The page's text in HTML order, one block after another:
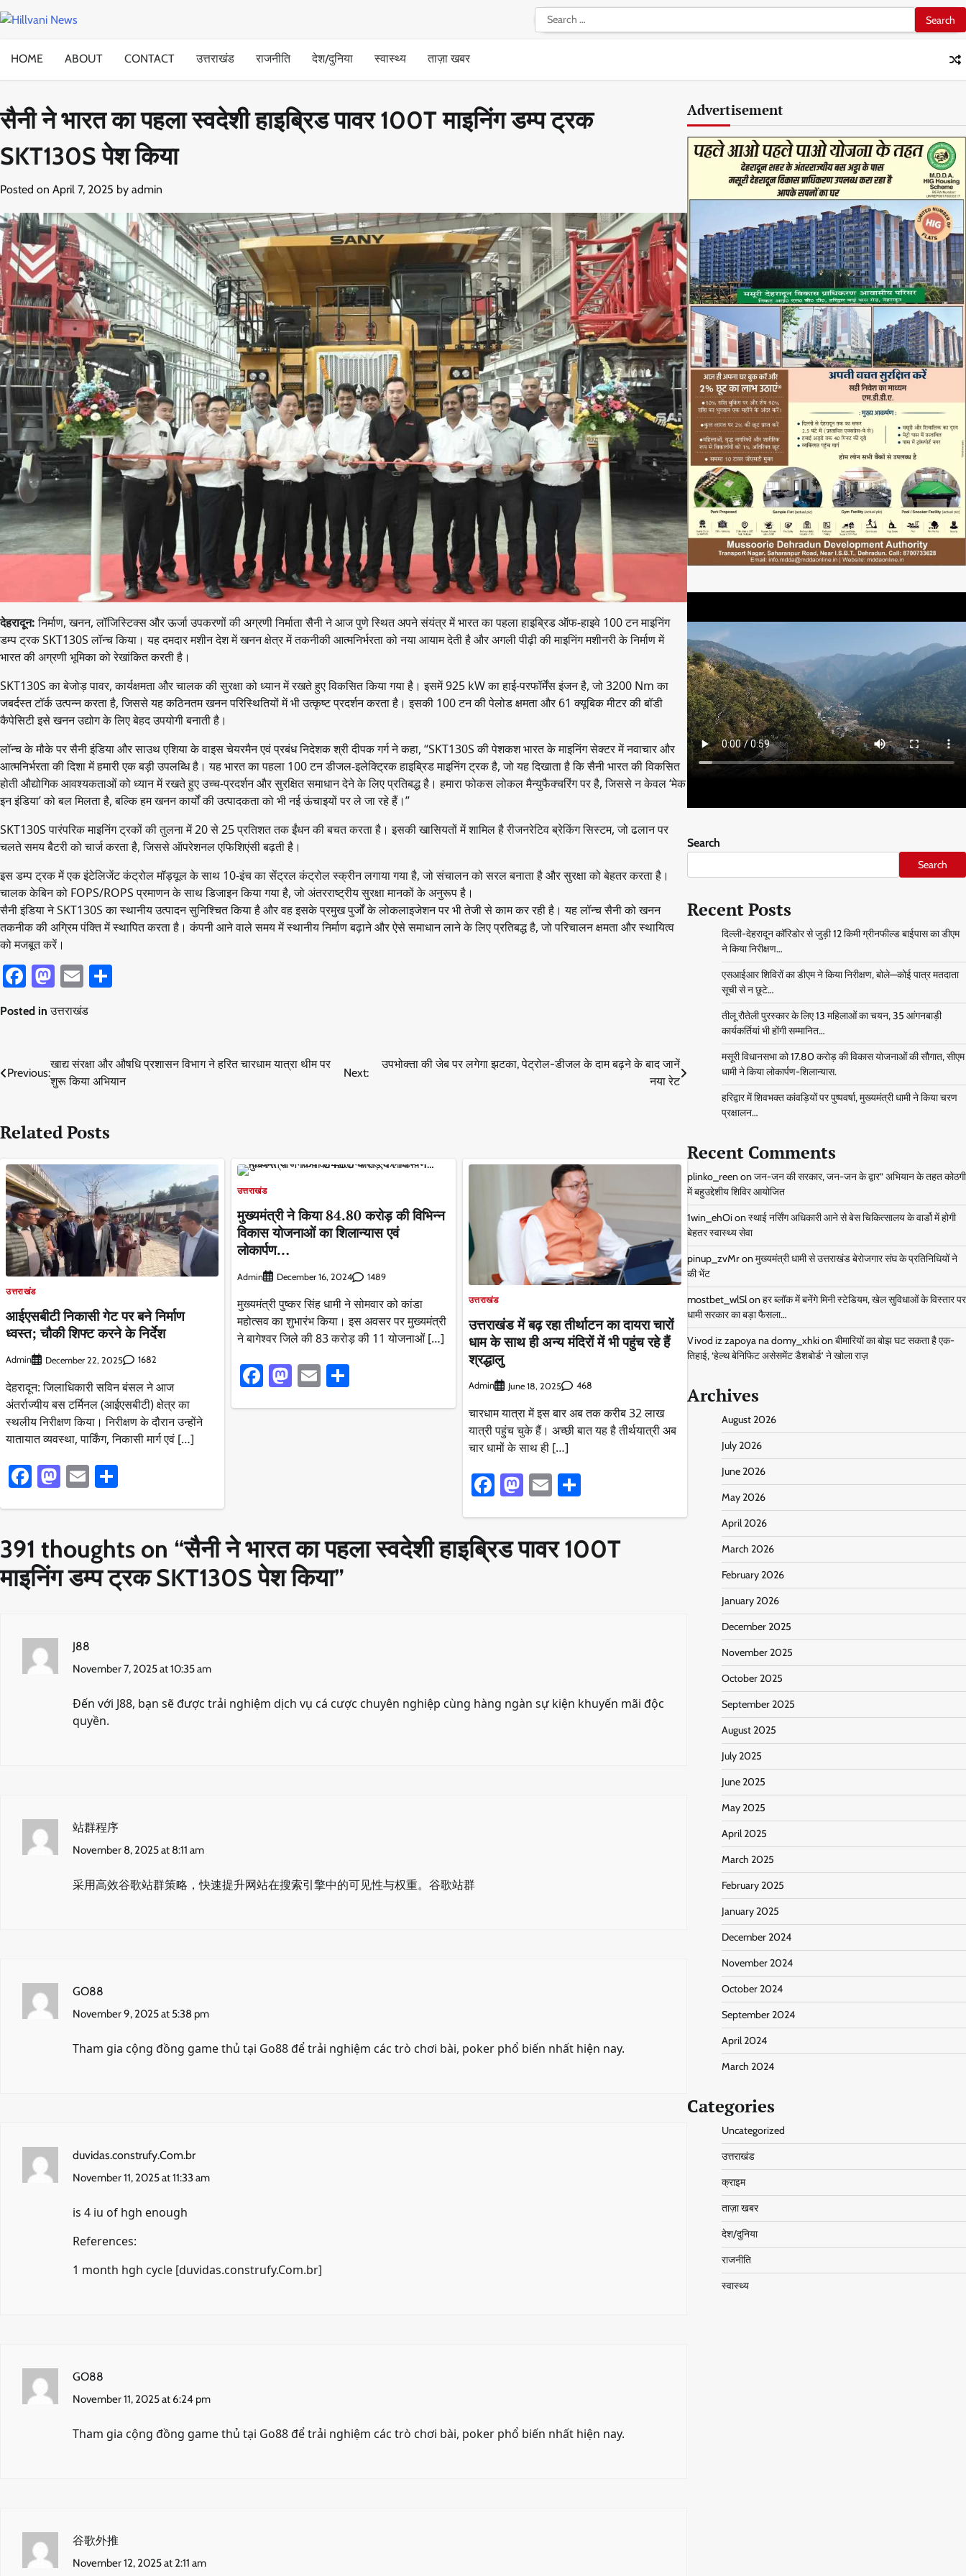
to
Search
for:
HOME
ABOUT CONTACT उत्तराखंड राजनीति देश/दुनिया स्वास्थ्य ताज़ा खबर
सैनी ने भारत का पहला स्वदेशी हाइब्रिड पावर 100T माइनिंग डम्प ट्रक
SKT130S पेश किया
Posted on April 7, 2025 by admin
देहरादून:निर्माण, खनन, लॉजिस्टिक्स और ऊर्जा उपकरणों की अग्रणी निर्माता सैनी ने आज पुणे स्थित अपने संयंत्र में भारत का पहला हाइब्रिड ऑफ-हाइवे 100 टन माइनिंग
डम्प ट्रक SKT130S लॉन्च किया। यह दमदार मशीन देश में खनन क्षेत्र में तकनीकी आत्मनिर्भरता को नया आयाम देती है और अगली पीढ़ी की माइनिंग मशीनरी के निर्माण में
भारत की अग्रणी भूमिका को रेखांकित करती है।
SKT130S का बेजोड़ पावर, कार्यक्षमता और चालक की सुरक्षा को ध्यान में रखते हुए विकसित किया गया है। इसमें 925 kW का हाई-परफॉर्मेंस इंजन है, जो 3200 Nm का
जबर्दस्त टॉर्क उत्पन्न करता है, जिससे यह कठिनतम खनन परिस्थितियों में भी उत्कृष्ट प्रदर्शन करता है। इसकी 100 टन की पेलोड क्षमता और 61 क्यूबिक मीटर की बॉडी
कैपेसिटी इसे खनन उद्योग के लिए बेहद उपयोगी बनाती है।
लॉन्च के मौके पर सैनी इंडिया और साउथ एशिया के वाइस चेयरमैन एवं प्रबंध निदेशक श्री दीपक गर्ग ने कहा, “SKT130S की पेशकश भारत के माइनिंग सेक्टर में नवाचार और
आत्मनिर्भरता की दिशा में हमारी एक बड़ी उपलब्धि है। यह भारत का पहला 100 टन डीजल-इलेक्ट्रिक हाइब्रिड माइनिंग ट्रक है, जो यह दिखाता है कि सैनी भारत की विकसित
होती औद्योगिक आवश्यकताओं को ध्यान में रखते हुए उच्च-प्रदर्शन और सुरक्षित समाधान देने के लिए प्रतिबद्ध है। हमारा फोकस लोकल मैन्युफैक्चरिंग पर है, जिससे न केवल ‘मेक
इन इंडिया’ को बल मिलता है, बल्कि हम खनन कार्यों की उत्पादकता को भी नई ऊंचाइयों पर ले जा रहे हैं।”
SKT130S पारंपरिक माइनिंग ट्रकों की तुलना में 20 से 25 प्रतिशत तक ईंधन की बचत करता है। इसकी खासियतों में शामिल है रीजनरेटिव ब्रेकिंग सिस्टम, जो ढलान पर
चलते समय बैटरी को चार्ज करता है, जिससे ऑपरेशनल एफिशिएंसी बढ़ती है।
इस डम्प ट्रक में एक इंटेलिजेंट कंट्रोल मॉड्यूल के साथ 10-इंच का सेंट्रल कंट्रोल स्क्रीन लगाया गया है, जो संचालन को सरल बनाता है और सुरक्षा को बेहतर करता है।
चालक केबिन को FOPS/ROPS प्रमाणन के साथ डिजाइन किया गया है, जो अंतरराष्ट्रीय सुरक्षा मानकों के अनुरूप है।
सैनी इंडिया ने SKT130S का स्थानीय उत्पादन सुनिश्चित किया है और वह इसके प्रमुख पुर्जों के लोकलाइजेशन पर भी तेजी से काम कर रही है। यह लॉन्च सैनी को खनन
तकनीक की अग्रिम पंक्ति में स्थापित करता है। कंपनी आने वाले समय में स्थानीय निर्माण बढ़ाने और ऐसे समाधान लाने के लिए प्रतिबद्ध है, जो परिचालन क्षमता और स्थायित्व
को मजबूत करें।
Facebook
Mastodon
Email
Posted inउत्तराखंड
Post
navigation
Previous:
खाद्य संरक्षा और औषधि प्रशासन विभाग ने हरित चारधाम यात्रा थीम पर
शुरू किया अभियान
Next:
उपभोक्ता की जेब पर लगेगा झटका, पेट्रोल-डीजल के दाम बढ़ने के बाद जानें
नया रेट
Related Posts
उत्तराखंड
आईएसबीटी निकासी गेट पर बने निर्माण
ध्वस्त; चौकी शिफ्ट करने के निर्देश
Admin December 22, 2025 1682
देहरादून: जिलाधिकारी सविन बंसल ने आज
अंतर्राज्यीय बस टर्मिनल (आईएसबीटी) क्षेत्र का
स्थलीय निरीक्षण किया। निरीक्षण के दौरान उन्होंने
यातायात व्यवस्था, पार्किंग, निकासी मार्ग एवं […]
Facebook
Mastodon
Email
उत्तराखंड
मुख्यमंत्री ने किया 84.80 करोड़ की विभिन्न
विकास योजनाओं का शिलान्यास एवं
लोकार्पण…
Admin December 16, 2024 1489
मुख्यमंत्री पुष्कर सिंह धामी ने सोमवार को कांडा
महोत्सव का शुभारंभ किया। इस अवसर पर मुख्यमंत्री
ने बागेश्वर जिले की 83 करोड़ की 11 योजनाओं […]
Facebook
Mastodon
EmailShare
उत्तराखंड
उत्तराखंड में बढ़ रहा तीर्थाटन का दायरा चारों
धाम के साथ ही अन्य मंदिरों में भी पहुंच रहे हैं
श्रद्धालु
Admin June 18, 2025 468
चारधाम यात्रा में इस बार अब तक करीब 32 लाख
यात्री पहुंच चुके हैं। अच्छी बात यह है तीर्थयात्री अब
चार धामों के साथ ही […]
Facebook
Mastodon
EmailShare
391 thoughts on “सैनी ने भारत का पहला स्वदेशी हाइब्रिड पावर 100T
माइनिंग डम्प ट्रक SKT130S पेश किया”
J88
November 7, 2025 at 10:35 am
Đến với J88, bạn sẽ được trải nghiệm dịch vụ cá cược chuyên nghiệp cùng hàng ngàn sự kiện khuyến mãi độc
quyền.
站群程序
November 8, 2025 at 8:11 am
采用高效谷歌站群策略，快速提升网站在搜索引擎中的可见性与权重。 谷歌站群
GO88
November 9, 2025 at 5:38 pm
Tham gia cộng đồng game thủ tại Go88để trải nghiệm các trò chơi bài, poker phổ biến nhất hiện nay.
duvidas.construfy.Com.br
November 11, 2025 at 11:33 am
is 4 iu of hgh enough
References:
1 month hgh cycle [duvidas.construfy.Com.br]
GO88
November 11, 2025 at 6:24 pm
Tham gia cộng đồng game thủ tại Go88để trải nghiệm các trò chơi bài, poker phổ biến nhất hiện nay.
谷歌外推
November 12, 2025 at 2:11 am
Advertisement
Search
Search
Recent Posts
दिल्ली-देहरादून कॉरिडोर से जुड़ी 12 किमी ग्रीनफील्ड बाईपास का डीएम
ने किया निरीक्षण…
एसआईआर शिविरों का डीएम ने किया निरीक्षण, बोले—कोई पात्र मतदाता
सूची से न छूटे…
तीलू रौतेली पुरस्कार के लिए 13 महिलाओं का चयन, 35 आंगनबाड़ी
कार्यकर्तियां भी होंगी सम्मानित…
मसूरी विधानसभा को 17.80 करोड़ की विकास योजनाओं की सौगात, सीएम
धामी ने किया लोकार्पण-शिलान्यास.
हरिद्वार में शिवभक्त कांवड़ियों पर पुष्पवर्षा, मुख्यमंत्री धामी ने किया चरण
प्रक्षालन…
Recent Comments
plinko_reenonजन-जन की सरकार, जन-जन के द्वार” अभियान के तहत कोठगी
में बहुउद्देशीय शिविर आयोजित
1win_ehOionस्थाई नर्सिंग अधिकारी आने से बेस चिकित्सालय के वार्डो में होगी
बेहतर स्वास्थ्य सेवा
pinup_zvMronमुख्यमंत्री धामी से उत्तराखंड बेरोजगार संघ के प्रतिनिधियों ने
की भेंट
mostbet_wlSlonहर ब्लॉक में बनेंगे मिनी स्टेडियम, खेल सुविधाओं के विस्तार पर
धामी सरकार का बड़ा फैसला…
Vivod iz zapoya na domy_xhkionबीमारियों का बोझ घट सकता है एक-
तिहाई, ‘हेल्थ बेनिफिट असेसमेंट डैशबोर्ड’ ने खोला राज़
Archives
August 2026
July 2026
June 2026
May 2026
April 2026
March 2026
February 2026
January 2026
December 2025
November 2025
October 2025
September 2025
August 2025
July 2025
June 2025
May 2025
April 2025
March 2025
February 2025
January 2025
December 2024
November 2024
October 2024
September 2024
April 2024
March 2024
Categories
Uncategorized
उत्तराखंड
क्राइम
ताज़ा खबर
देश/दुनिया
राजनीति
स्वास्थ्य